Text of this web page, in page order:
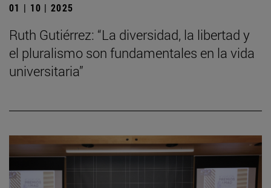
01 | 10 | 2025
Ruth Gutiérrez: “La diversidad, la libertad y
el pluralismo son fundamentales en la vida
universitaria”